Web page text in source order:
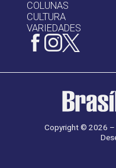
COLUNAS
CULTURA
VARIEDADES
Copyright © 2026 –